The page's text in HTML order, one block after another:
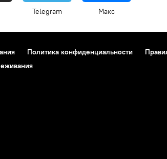
Telegram Макс
Политика конфиденциальности